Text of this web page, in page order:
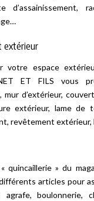
d’assainissement,
extérieur
votre espace
ET FILS vous
mur d’extérieur,
extérieur, lame de
revêtement
quincaillerie » du
articles pour
boulonnerie,